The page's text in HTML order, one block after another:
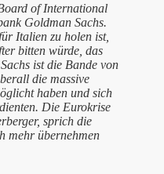
of International
Goldman Sachs.
Italien zu holen ist,
bitten würde, das
ist die Bande von
die massive
haben und sich
Die Eurokrise
sprich die
mehr übernehmen